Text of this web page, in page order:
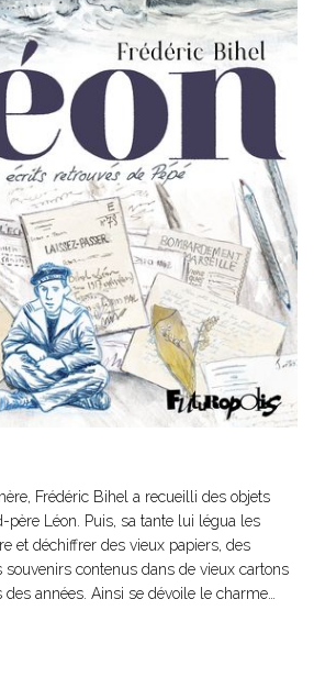
Frédéric Bihel a recueilli des objets
père Léon. Puis, sa tante lui légua les
et déchiffrer des vieux papiers, des
contenus dans de vieux cartons
années. Ainsi se dévoile le charme…